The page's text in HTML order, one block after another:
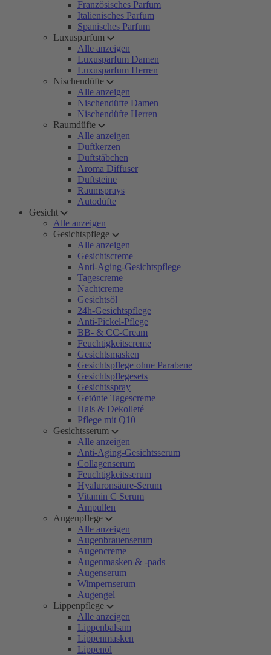
Französisches Parfum
Italienisches Parfum
Spanisches Parfum
Luxusparfum
Alle anzeigen
Luxusparfum Damen
Luxusparfum Herren
Nischendüfte
Alle anzeigen
Nischendüfte Damen
Nischendüfte Herren
Raumdüfte
Alle anzeigen
Duftkerzen
Duftstäbchen
Aroma Diffuser
Duftsteine
Raumsprays
Autodüfte
Gesicht
Alle anzeigen
Gesichtspflege
Alle anzeigen
Gesichtscreme
Anti-Aging-Gesichtspflege
Tagescreme
Nachtcreme
Gesichtsöl
24h-Gesichtspflege
Anti-Pickel-Pflege
BB- & CC-Cream
Feuchtigkeitscreme
Gesichtsmasken
Gesichtspflege ohne Parabene
Gesichtspflegesets
Gesichtsspray
Getönte Tagescreme
Hals & Dekolleté
Pflege mit Q10
Gesichtsserum
Alle anzeigen
Anti-Aging-Gesichtsserum
Collagenserum
Feuchtigkeitsserum
Hyaluronsäure-Serum
Vitamin C Serum
Ampullen
Augenpflege
Alle anzeigen
Augenbrauenserum
Augencreme
Augenmasken & -pads
Augenserum
Wimpernserum
Augengel
Lippenpflege
Alle anzeigen
Lippenbalsam
Lippenmasken
Lippenöl